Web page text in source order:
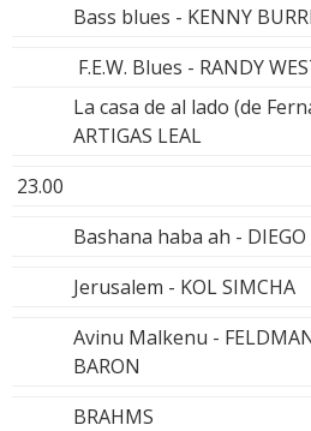
Bass blues - KENNY
F.E.W. Blues - RANDY
La casa de al lado (de
ARTIGAS LEAL
23.00
Bashana haba ah - DIEGO
Jerusalem - KOL SIMCHA
Avinu Malkenu -
BARON
BRAHMS